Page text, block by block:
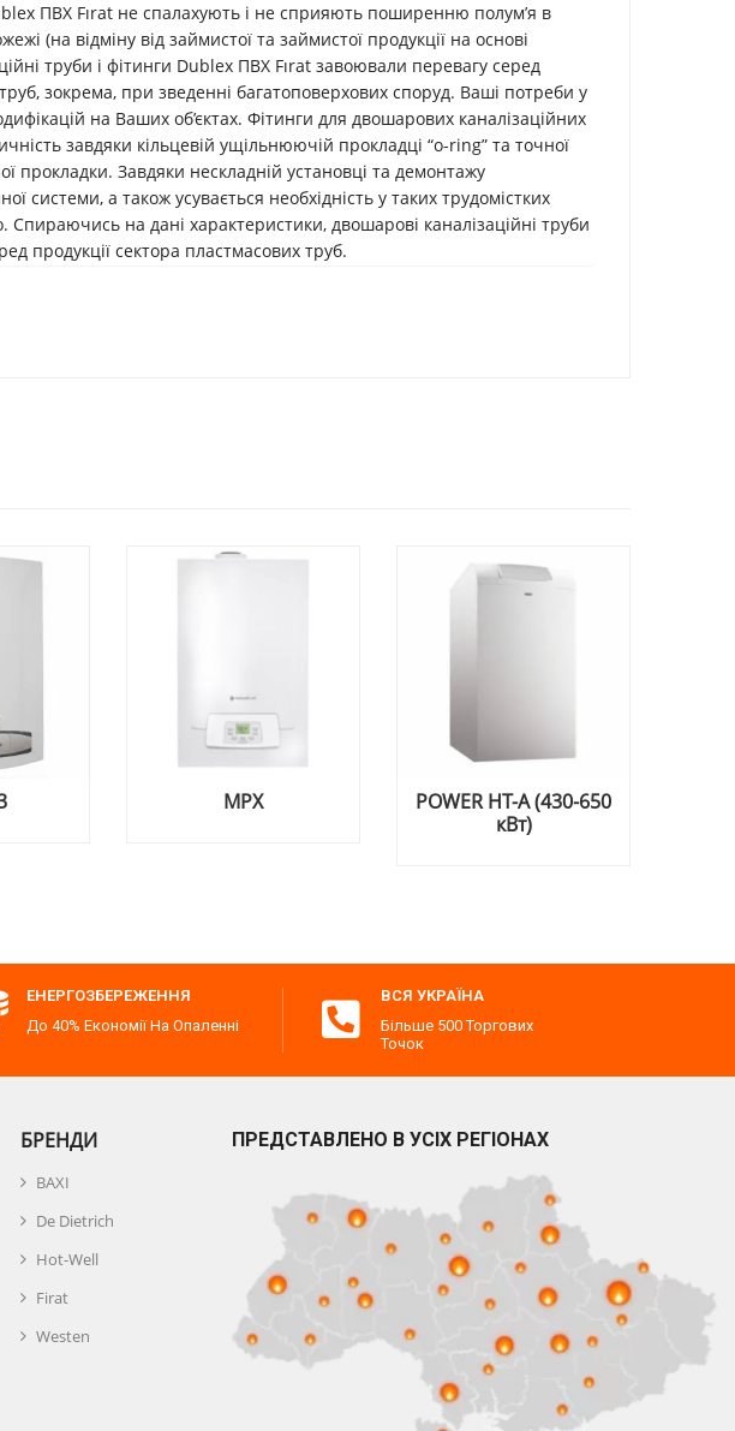
ПВХ Fırat не спалахують і не сприяють поширенню полум’я в
(на відміну від займистої та займистої продукції на основі
труби і фітинги Dublex ПВХ Fırat завоювали перевагу серед
зокрема, при зведенні багатоповерхових споруд. Ваші потреби у
на Ваших об’єктах. Фітинги для двошарових каналізаційних
завдяки кільцевій ущільнюючій прокладці “o-ring” та точної
прокладки. Завдяки нескладній установці та демонтажу
системи, а також усувається необхідність у таких трудомістких
Спираючись на дані характеристики, двошарові каналізаційні труби
продукції сектора пластмасових труб.
POWER HT-A (430-650
ЕНЕРГОЗБЕРЕЖЕННЯ
До 40% Економії На Опаленні
ВСЯ УКРАЇНА
Більше 500 Торгових
Точок
БРЕНДИ
BAXI
De Dietrich
Hot-Well
Firat
Westen
ПРЕДСТАВЛЕНО В УСІХ РЕГІОНАХ